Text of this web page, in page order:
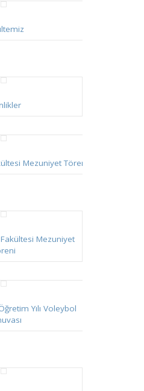
Mezuniyet Töreni
Mezuniyet
Yılı Voleybol